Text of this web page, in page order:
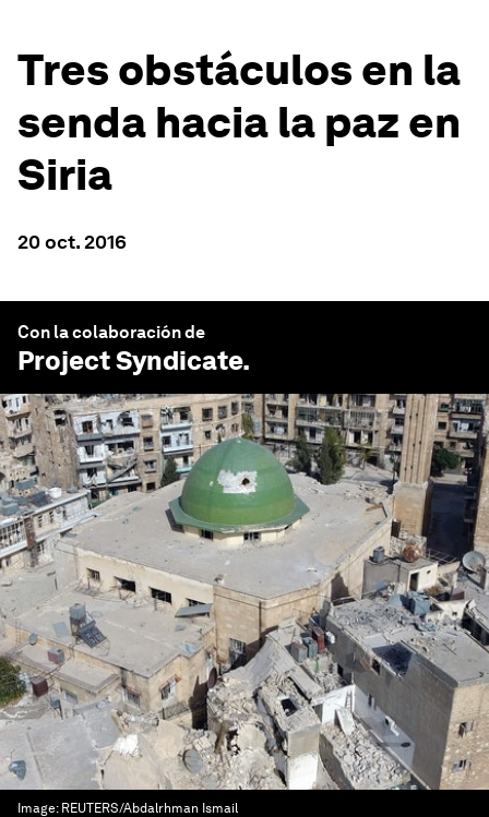
Tres obstáculos en la
senda hacia la paz en
Siria
20 oct. 2016
Con la colaboración de
Project Syndicate.
Image: REUTERS/Abdalrhman Ismail